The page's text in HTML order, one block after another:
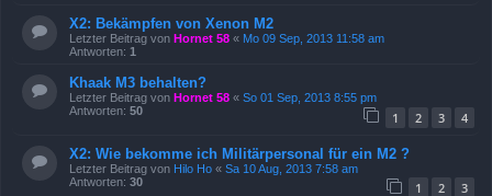
X2: Bekämpfen von Xenon M2
Letzter Beitrag von Hornet 58 « Mo 09 Sep, 2013 11:58 am
Antworten: 1
Khaak M3 behalten?
Letzter Beitrag von Hornet 58 « So 01 Sep, 2013 8:55 pm
Antworten: 50 1 2 3 4
X2: Wie bekomme ich Militärpersonal für ein M2 ?
Letzter Beitrag von Hilo Ho « Sa 10 Aug, 2013 7:58 am
Antworten: 30 1 2 3